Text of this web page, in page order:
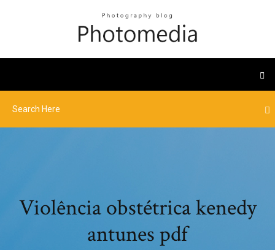
Violência obstétrica kenedy
antunes pdf